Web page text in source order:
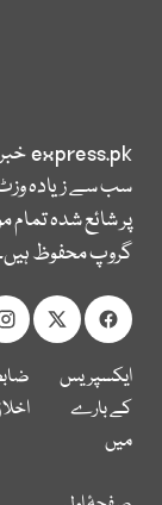
express.pk
سب سے زیادہ
پر شائع شدہ
گروپ محفوظ
ایکسپریس
کے بارے
میں